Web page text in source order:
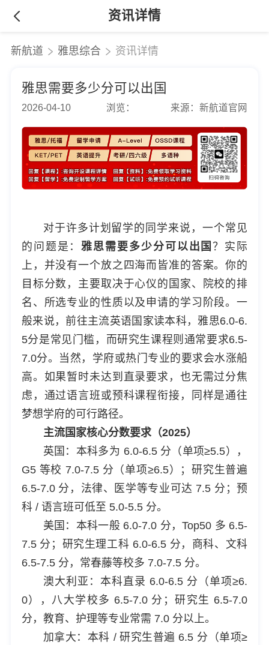
资讯详情
新航道 雅思综合 资讯详情
雅思需要多少分可以出国
2026-04-10 浏览： 来源：新航道官网
对于许多计划留学的同学来说，一个常见
的问题是：雅思需要多少分可以出国？实际
上，并没有一个放之四海而皆准的答案。你的
目标分数，主要取决于心仪的国家、院校的排
名、所选专业的性质以及申请的学习阶段。一
般来说，前往主流英语国家读本科，雅思6.0-6.
5分是常见门槛，而研究生课程则通常要求6.5-
7.0分。当然，学府或热门专业的要求会水涨船
高。如果暂时未达到直录要求，也无需过分焦
虑，通过语言班或预科课程衔接，同样是通往
梦想学府的可行路径。
主流国家核心分数要求（2025）
英国：本科多为 6.0-6.5 分（单项≥5.5），
G5 等校 7.0-7.5 分（单项≥6.5）；研究生普遍
6.5-7.0 分，法律、医学等专业可达 7.5 分；预
科 / 语言班可低至 5.0-5.5 分。
美国：本科一般 6.0-7.0 分，Top50 多 6.5-
7.5 分；研究生理工科 6.0-6.5 分，商科、文科
6.5-7.5 分，常春藤等校多 7.0-7.5 分。
澳大利亚：本科直录 6.0-6.5 分（单项≥6.
0），八大学校多 6.5-7.0 分；研究生 6.5-7.0
分，教育、护理等专业常需 7.0 分以上。
加拿大：本科 / 研究生普遍 6.5 分（单项≥